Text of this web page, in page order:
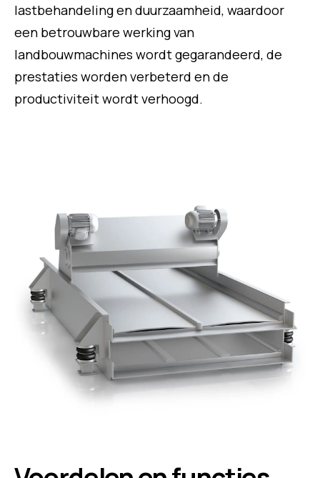
lastbehandeling en duurzaamheid, waardoor
een betrouwbare werking van
landbouwmachines wordt gegarandeerd, de
prestaties worden verbeterd en de
productiviteit wordt verhoogd.